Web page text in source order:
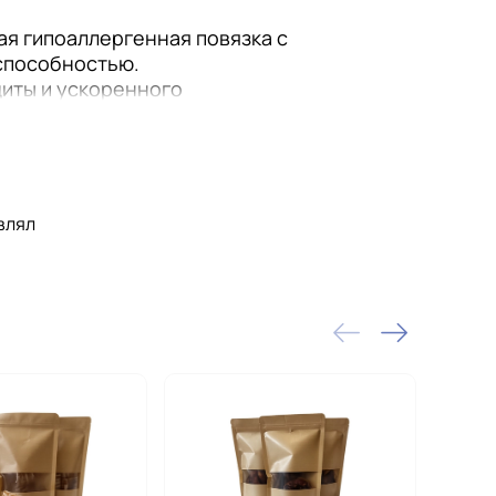
гипоаллергенная повязка с
и ускоренного
попадание
быстрого заживления
при ношении